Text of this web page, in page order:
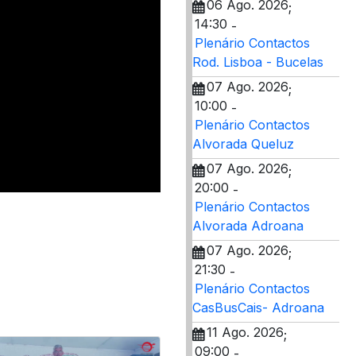
06 Ago. 2026;
14:30 -
Plenário Contactos
Rod. Lisboa - Bucelas
07 Ago. 2026;
10:00 -
Plenário Contactos
Alvorada Queluz
07 Ago. 2026;
20:00 -
Plenário Contactos
Alvorada Adroana
07 Ago. 2026;
21:30 -
Plenário Contactos
CasBusCais- Adroana
11 Ago. 2026;
09:00